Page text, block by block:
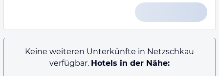
Keine weiteren Unterkünfte in Netzschkau
verfügbar. Hotels in der Nähe: